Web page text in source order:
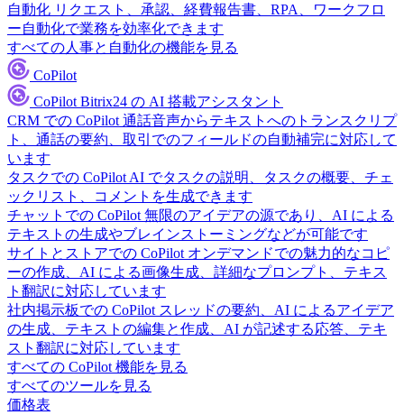
自動化 リクエスト、承認、経費報告書、RPA、ワークフロ
ー自動化で業務を効率化できます
すべての人事と自動化の機能を見る
CoPilot
CoPilot Bitrix24 の AI 搭載アシスタント
CRM での CoPilot 通話音声からテキストへのトランスクリプ
ト、通話の要約、取引でのフィールドの自動補完に対応して
います
タスクでの CoPilot AI でタスクの説明、タスクの概要、チェ
ックリスト、コメントを生成できます
チャットでの CoPilot 無限のアイデアの源であり、AI による
テキストの生成やブレインストーミングなどが可能です
サイトとストアでの CoPilot オンデマンドでの魅力的なコピ
ーの作成、AI による画像生成、詳細なプロンプト、テキス
ト翻訳に対応しています
社内掲示板での CoPilot スレッドの要約、AI によるアイデア
の生成、テキストの編集と作成、AI が記述する応答、テキ
スト翻訳に対応しています
すべての CoPilot 機能を見る
すべてのツールを見る
価格表